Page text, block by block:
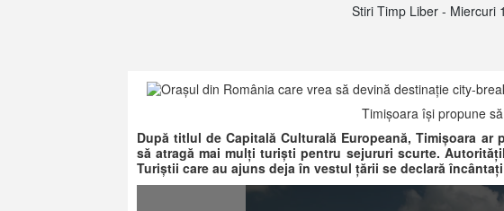
Stiri Timp Liber - Miercuri
Timișoara își propune
După titlul de Capitală Culturală Europeană, Timișoara
să atragă mai mulți turiști pentru sejururi scurte.
Turiștii care au ajuns deja în vestul țării se declară